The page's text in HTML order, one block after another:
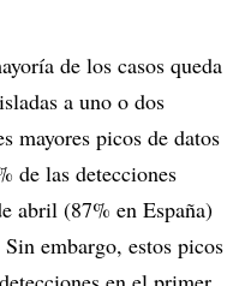
de los casos queda
a uno o dos
mayores picos de datos
de las detecciones
abril (87% en España)
embargo, estos picos